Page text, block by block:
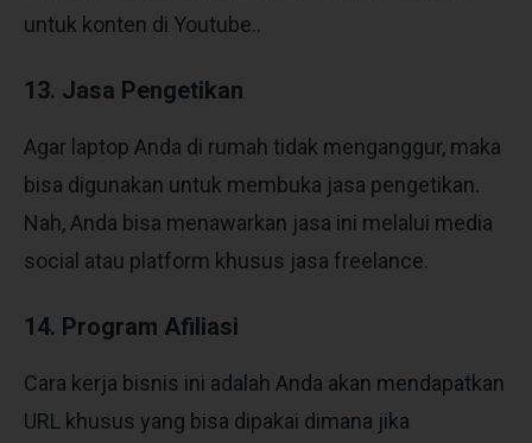
untuk konten di Youtube..
13. Jasa Pengetikan
Agar laptop Anda di rumah tidak menganggur, maka
bisa digunakan untuk membuka jasa pengetikan.
Nah, Anda bisa menawarkan jasa ini melalui media
social atau platform khusus jasa freelance.
14. Program Afiliasi
Cara kerja bisnis ini adalah Anda akan mendapatkan
URL khusus yang bisa dipakai dimana jika